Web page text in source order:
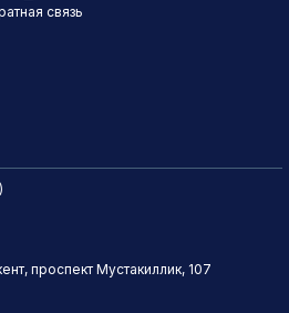
связь
проспект Мустакиллик, 107